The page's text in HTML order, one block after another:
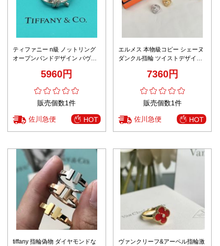
ティファニー n級 ノットリング
オープンバンドデザイン パヴェ
5960円
販売個数1件
佐川急便 HOT
エルメス 本物級コピー シェーヌ
ダンクル指輪 ツイストデザイン
7360円
販売個数1件
佐川急便 HOT
tiffany 指輪偽物 ダイヤモンドな
ヴァンクリーフ&アーペル指輪激